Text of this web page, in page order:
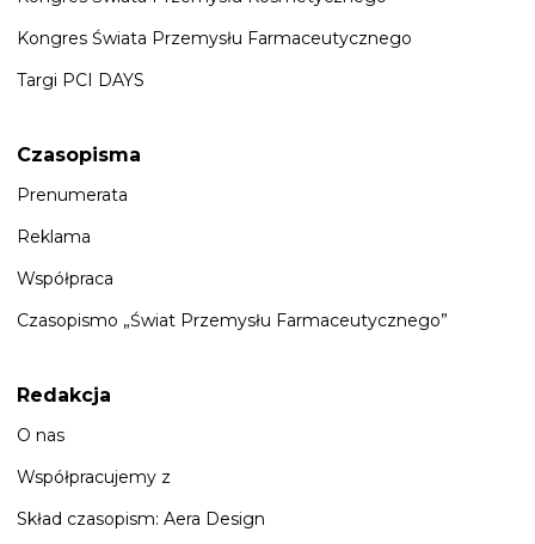
Kongres Świata Przemysłu Farmaceutycznego
Targi PCI DAYS
Czasopisma
Prenumerata
Reklama
Współpraca
Czasopismo „Świat Przemysłu Farmaceutycznego”
Redakcja
O nas
Współpracujemy z
Skład czasopism: Aera Design